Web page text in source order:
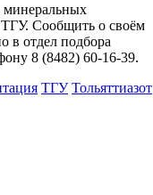
минеральных
Сообщить о своём
в отдел подбора
8 (8482) 60-16-39.
ТГУ Тольяттиазот